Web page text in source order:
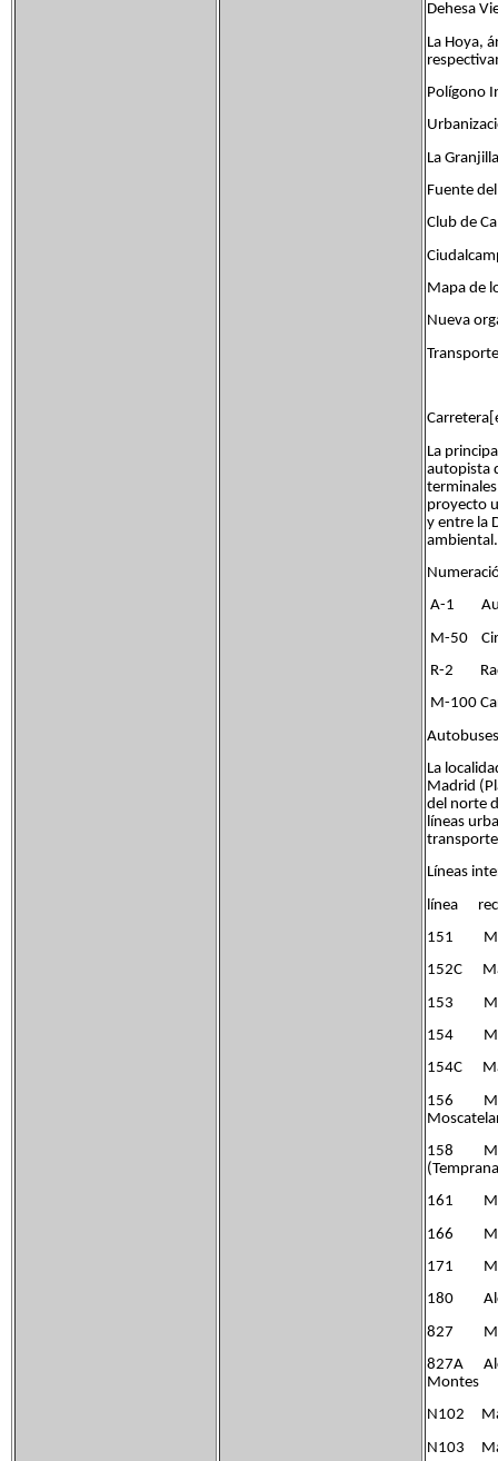
Dehesa
La Hoya,
Polígono
La Granjilla
Fuente
Club de
Mapa de
Nueva
La
autopista
proyecto
y entre la
ambiental.
A-1
M-50
R-2
M-100
La
Madrid
del norte
líneas
Líneas
línea
151
152C
153
154
154C
156
158
161
166
171
180
827
827A
Montes
N102
N103